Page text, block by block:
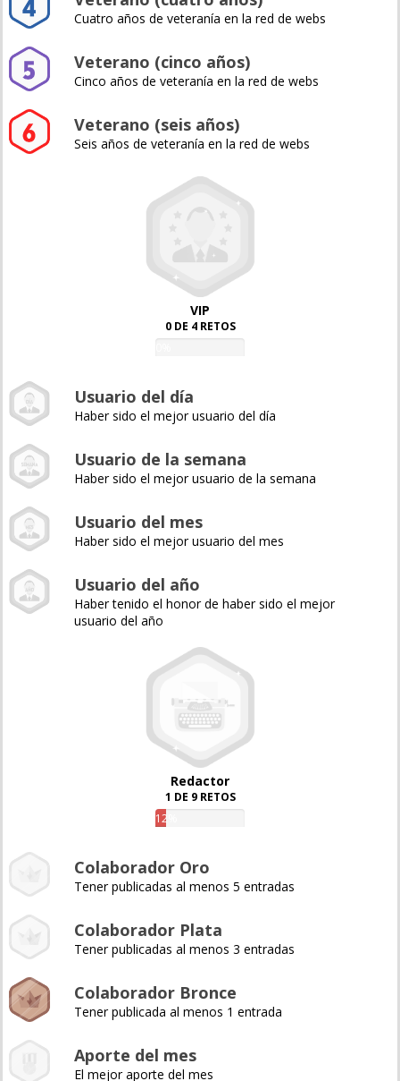
Cuatro años de veteranía en la red de webs
Veterano (cinco años)
Cinco años de veteranía en la red de webs
Veterano (seis años)
Seis años de veteranía en la red de webs
VIP
0 DE 4 RETOS
Usuario del día
Haber sido el mejor usuario del día
Usuario de la semana
Haber sido el mejor usuario de la semana
Usuario del mes
Haber sido el mejor usuario del mes
Usuario del año
Haber tenido el honor de haber sido el mejor
usuario del año
Redactor
1 DE 9 RETOS
12%
Colaborador Oro
Tener publicadas al menos 5 entradas
Colaborador Plata
Tener publicadas al menos 3 entradas
Colaborador Bronce
Tener publicada al menos 1 entrada
Aporte del mes
El mejor aporte del mes